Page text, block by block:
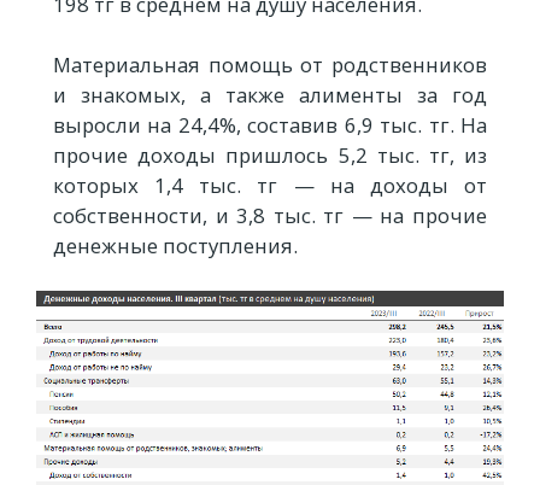
Материальная помощь от родственников
и знакомых, а также алименты за год
выросли на 24,4%, составив 6,9 тыс. тг. На
прочие доходы пришлось 5,2 тыс. тг, из
которых 1,4 тыс. тг — на доходы от
собственности, и 3,8 тыс. тг — на прочие
денежные поступления.